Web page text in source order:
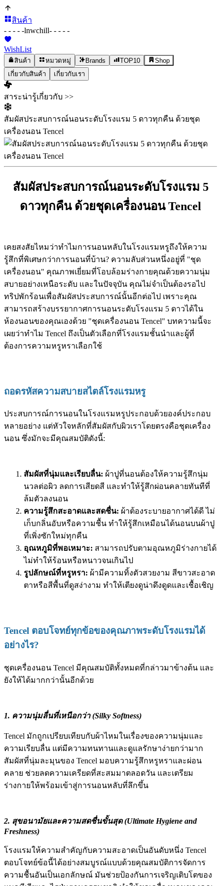
สินค้า
- - - - -lnwchill- - - - -
WishList
สินค้า หมวดหมู่ Brands TOP10
Shop
เกี่ยวกับสินค้า
เกี่ยวกับเรา
สาระน่ารู้เกี่ยวกับ >>
สัมผัสประสบการณ์นอนระดับโรงแรม 5 ดาวทุกคืน ด้วยชุด
เครื่องนอน Tencel
สัมผัสประสบการณ์นอนระดับโรงแรม 5
ดาวทุกคืน ด้วยชุดเครื่องนอน Tencel
เคยสงสัยไหมว่าทำไมการนอนหลับในโรงแรมหรูถึงให้ความ
รู้สึกที่พิเศษกว่าการนอนที่บ้าน? ความลับส่วนหนึ่งอยู่ที่ "ชุด
เครื่องนอน" คุณภาพเยี่ยมที่โอบล้อมร่างกายคุณด้วยความนุ่ม
สบายอย่างเหนือระดับ และในปัจจุบัน คุณไม่จำเป็นต้องรอไป
ทริปพักร้อนเพื่อสัมผัสประสบการณ์นั้นอีกต่อไป เพราะคุณ
สามารถสร้างบรรยากาศการนอนระดับโรงแรม 5 ดาวได้ใน
ห้องนอนของคุณเองด้วย "ชุดเครื่องนอน Tencel" บทความนี้จะ
เผยว่าทำไม Tencel ถึงเป็นตัวเลือกที่โรงแรมชั้นนำและผู้ที่
ต้องการความหรูหราเลือกใช้
ถอดรหัสความสบายสไตล์โรงแรมหรู
ประสบการณ์การนอนในโรงแรมหรูประกอบด้วยองค์ประกอบ
หลายอย่าง แต่หัวใจหลักที่สัมผัสกับผิวเราโดยตรงคือชุดเครื่อง
นอน ซึ่งมักจะมีคุณสมบัติดังนี้:
สัมผัสที่นุ่มและเรียบลื่น: ผ้าปูที่นอนต้องให้ความรู้สึกนุ่ม
นวลต่อผิว ลดการเสียดสี และทำให้รู้สึกผ่อนคลายทันทีที่
ล้มตัวลงนอน
ความรู้สึกสะอาดและสดชื่น: ผ้าต้องระบายอากาศได้ดี ไม่
เก็บกลิ่นอับหรือความชื้น ทำให้รู้สึกเหมือนได้นอนบนผ้าปู
ที่เพิ่งซักใหม่ทุกคืน
อุณหภูมิที่พอเหมาะ: สามารถปรับตามอุณหภูมิร่างกายได้
ไม่ทำให้ร้อนหรือหนาวจนเกินไป
รูปลักษณ์ที่หรูหรา: ผ้ามีความทิ้งตัวสวยงาม สีขาวสะอาด
ตาหรือสีพื้นที่ดูสง่างาม ทำให้เตียงดูน่าดึงดูดและเชื้อเชิญ
Tencel ตอบโจทย์ทุกข้อของคุณภาพระดับโรงแรมได้
อย่างไร?
ชุดเครื่องนอน Tencel มีคุณสมบัติทั้งหมดที่กล่าวมาข้างต้น และ
ยังให้ได้มากกว่านั้นอีกด้วย
1. ความนุ่มลื่นที่เหนือกว่า (Silky Softness)
Tencel มักถูกเปรียบเทียบกับผ้าไหมในเรื่องของความนุ่มและ
ความเรียบลื่น แต่มีความทนทานและดูแลรักษาง่ายกว่ามาก
สัมผัสที่นุ่มละมุนของ Tencel มอบความรู้สึกหรูหราและผ่อน
คลาย ช่วยลดความเครียดที่สะสมมาตลอดวัน และเตรียม
ร่างกายให้พร้อมเข้าสู่การนอนหลับที่ลึกขึ้น
2. สุขอนามัยและความสดชื่นขั้นสุด (Ultimate Hygiene and
Freshness)
โรงแรมให้ความสำคัญกับความสะอาดเป็นอันดับหนึ่ง Tencel
ตอบโจทย์ข้อนี้ได้อย่างสมบูรณ์แบบด้วยคุณสมบัติการจัดการ
ความชื้นอันเป็นเอกลักษณ์ มันช่วยป้องกันการเจริญเติบโตของ